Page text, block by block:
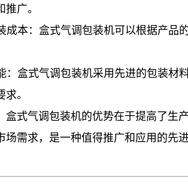
广。
成本：盒式气调包装机可以根据产品
：盒式气调包装机采用先进的包装材
。
盒式气调包装机的优势在于提高了生
场需求，是一种值得推广和应用的先进